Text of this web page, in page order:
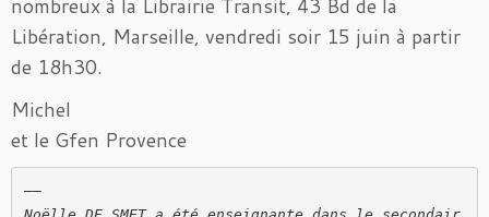
Libération, Marseille, vendredi soir 15 juin à partir
de 18h30.
Michel
et le Gfen Provence
——